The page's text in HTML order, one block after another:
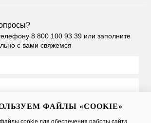
8 800 100 93 39 или заполните
с вами свяжемся
ФАЙЛЫ «COOKIE»
cookie для обеспечения работы сайта,